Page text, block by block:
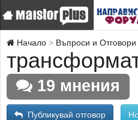
Начало Въпроси и Отговори
19 мнения
Публикувай отговор